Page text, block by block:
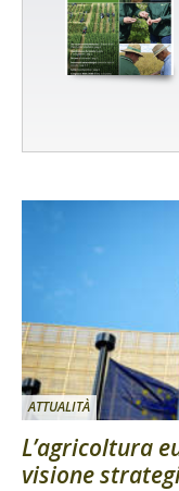
ATTUALITÀ
L’agricoltura
visione